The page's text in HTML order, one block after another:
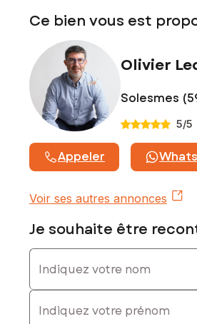
Ce bien vous est
Olivier
Solesmes
5/5
Appeler
Voir ses autres annonces
Je souhaite être
Indiquez votre nom
Indiquez votre prénom